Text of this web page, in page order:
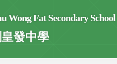
Wong Fat Secondary School
發中學